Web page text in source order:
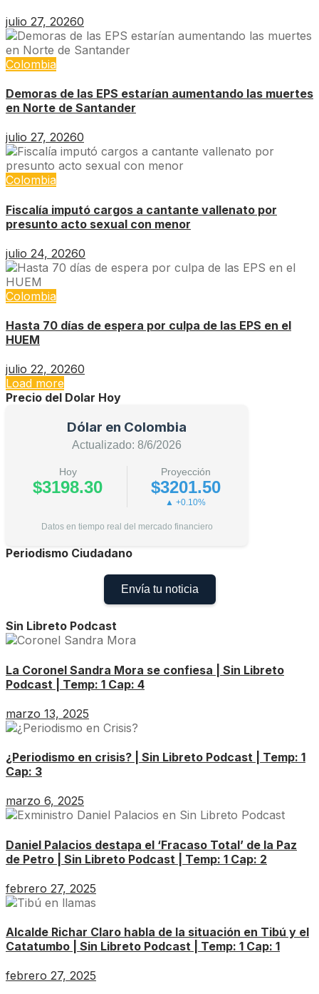
julio 27, 20260
Colombia
Demoras de las EPS estarían aumentando las muertes
en Norte de Santander
julio 27, 20260
Colombia
Fiscalía imputó cargos a cantante vallenato por
presunto acto sexual con menor
julio 24, 20260
Colombia
Hasta 70 días de espera por culpa de las EPS en el
HUEM
julio 22, 20260
Load more
Precio del Dolar Hoy
Dólar en Colombia
Actualizado: 8/6/2026
Hoy
$3198.30
Proyección
$3201.50
▲ +0.10%
Datos en tiempo real del mercado financiero
Periodismo Ciudadano
Envía tu noticia
Sin Libreto Podcast
La Coronel Sandra Mora se confiesa | Sin Libreto
Podcast | Temp: 1 Cap: 4
marzo 13, 2025
¿Periodismo en crisis? | Sin Libreto Podcast | Temp: 1
Cap: 3
marzo 6, 2025
Daniel Palacios destapa el ‘Fracaso Total’ de la Paz
de Petro | Sin Libreto Podcast | Temp: 1 Cap: 2
febrero 27, 2025
Alcalde Richar Claro habla de la situación en Tibú y el
Catatumbo | Sin Libreto Podcast | Temp: 1 Cap: 1
febrero 27, 2025